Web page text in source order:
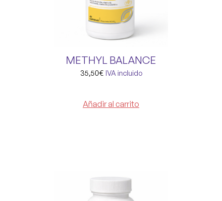
METHYL BALANCE
35,50€ IVA incluido
Añadir al carrito